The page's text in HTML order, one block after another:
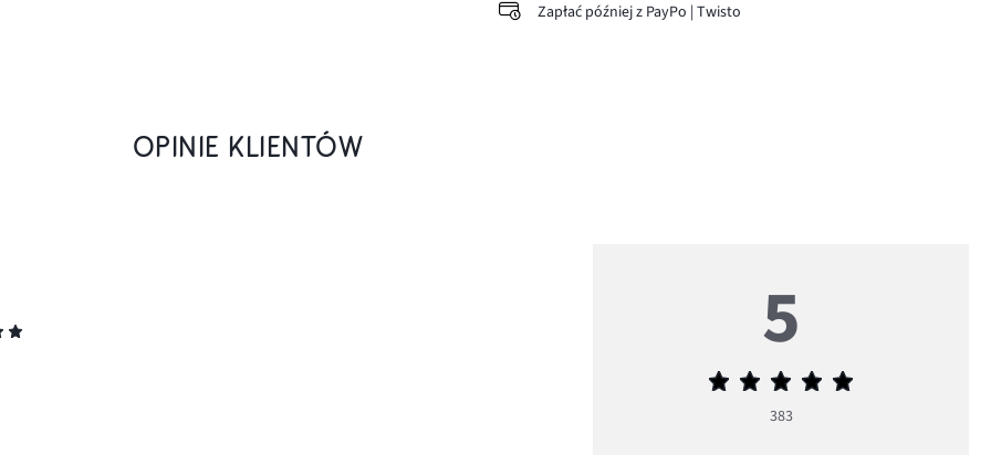
Zapłać później z PayPo | Twisto
OPINIE KLIENTÓW
5
Średnia
5
383